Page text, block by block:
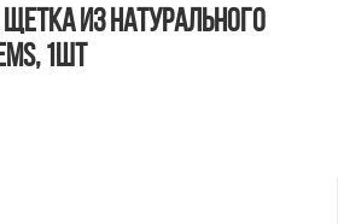
ЩЕТКА ИЗ НАТУРАЛЬНОГО
1ШТ